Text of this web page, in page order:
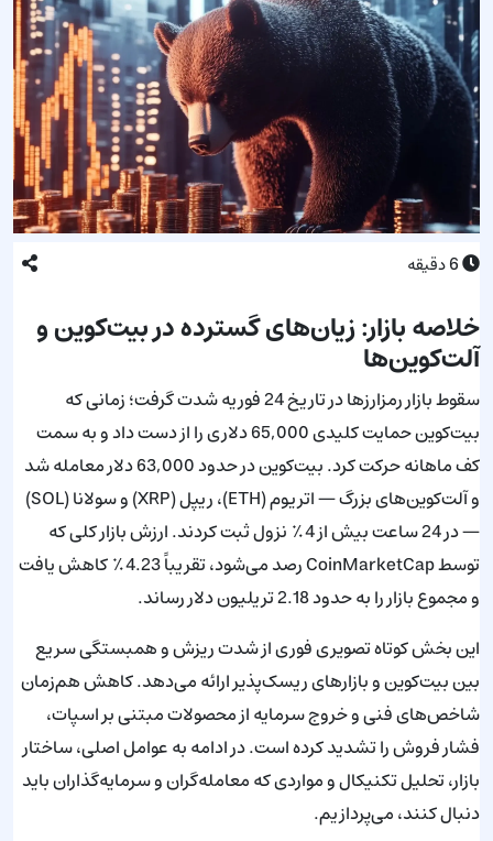
6دقیقه
خلاصه بازار: زیان‌های گسترده در بیت‌کوین و
آلت‌کوین‌ها
سقوط بازار رمزارزها در تاریخ 24 فوریه شدت گرفت؛ زمانی که
بیت‌کوین حمایت کلیدی 65,000 دلاری را از دست داد و به سمت
کف ماهانه حرکت کرد. بیت‌کوین در حدود 63,000 دلار معامله شد
و آلت‌کوین‌های بزرگ — اتریوم (ETH)، ریپل (XRP) و سولانا (SOL)
— در 24 ساعت بیش از 4٪ نزول ثبت کردند. ارزش بازار کلی که
توسط CoinMarketCap رصد می‌شود، تقریباً 4.23٪ کاهش یافت
و مجموع بازار را به حدود 2.18 تریلیون دلار رساند.
این بخش کوتاه تصویری فوری از شدت ریزش و همبستگی سریع
بین بیت‌کوین و بازارهای ریسک‌پذیر ارائه می‌دهد. کاهش هم‌زمان
شاخص‌های فنی و خروج سرمایه از محصولات مبتنی بر اسپات،
فشار فروش را تشدید کرده است. در ادامه به عوامل اصلی، ساختار
بازار، تحلیل تکنیکال و مواردی که معامله‌گران و سرمایه‌گذاران باید
دنبال کنند، می‌پردازیم.